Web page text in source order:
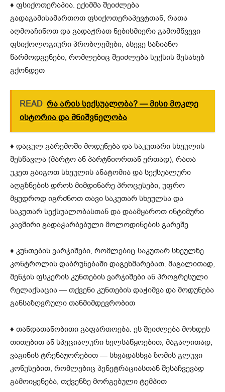
♦ ფსიქოთერაპია. ექიმმა შეიძლება
გადაგამისამართოთ ფსიქოთერაპევტთან, რათა
აღმოაჩინოთ და გადაჭრათ ნებისმიერი გამომწვევი
ფსიქოლოგიური პრობლემები, ასევე საზიანო
წარმოდგენები, რომლებიც შეიძლება სექსის შესახებ
გქონდეთ
READ რა არის სექსუალობა? — მისი მოკლე
ისტორია და მნიშვნელობა
♦ დაცულ გარემოში მოდუნება და საკუთარი სხეულის
შესწავლა (მარტო ან პარტნიორთან ერთად), რათა
უკეთ გაიგოთ სხეულის ანატომია და სექსუალური
აღგზნების დროს მიმდინარე პროცესები, უფრო
მყუდროდ იგრძნოთ თავი საკუთარ სხეულსა და
საკუთარ სექსუალობასთან და დაამყაროთ ინტიმური
კავშირი გადაჭარბებული მოლოდინების გარეშე
♦ კუნთების ვარჯიშები, რომლებიც საკუთარ სხეულზე
კონტროლის დაბრუნებაში დაგეხმარებათ. მაგალითად,
მენჯის ფსკერის კუნთების ვარჯიშები ან პროგრესული
რელაქსაცია — თქვენი კუნთების დაჭიმვა და მოდუნება
განსაზღვრული თანმიმდევრობით
♦ თანდათანობითი გაფართოება. ეს შეიძლება მოხდეს
თითებით ან სპეციალური ხელსაწყოებით, მაგალითად,
ვაგინის ტრენაჟორებით — სხვადასხვა ზომის გლუვი
კონუსებით, რომლებიც პენეტრაციასთან შესაჩვევად
გამოიყენება, თქვენზე მორგებული ტემპით